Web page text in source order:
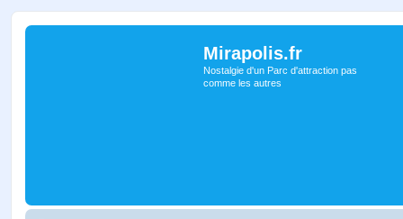
Mirapolis.fr
Nostalgie d'un Parc d'attraction pas
comme les autres